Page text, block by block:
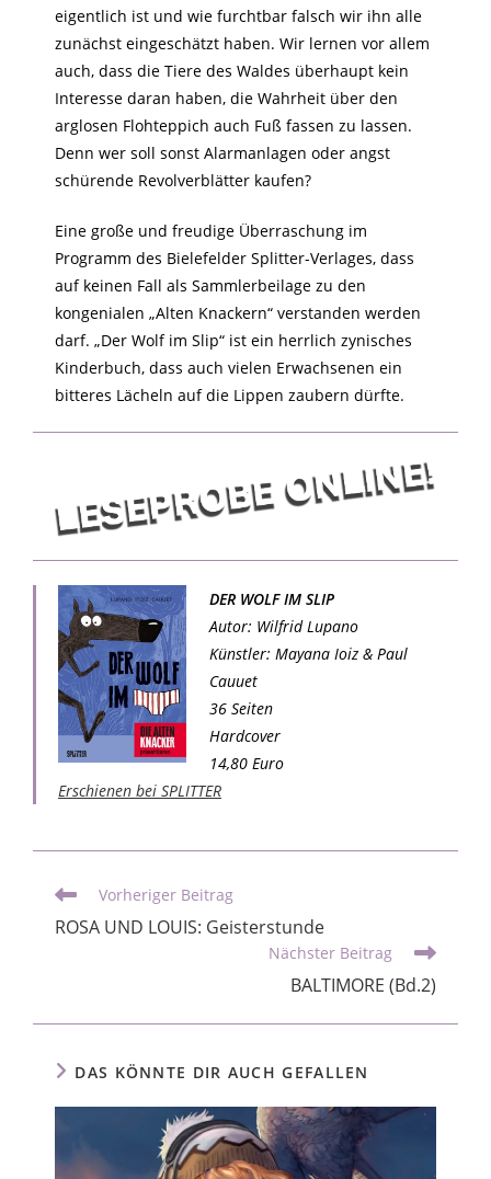
eigentlich ist und wie furchtbar falsch wir ihn alle
zunächst eingeschätzt haben. Wir lernen vor allem
auch, dass die Tiere des Waldes überhaupt kein
Interesse daran haben, die Wahrheit über den
arglosen Flohteppich auch Fuß fassen zu lassen.
Denn wer soll sonst Alarmanlagen oder angst
schürende Revolverblätter kaufen?
Eine große und freudige Überraschung im
Programm des Bielefelder Splitter-Verlages, dass
auf keinen Fall als Sammlerbeilage zu den
kongenialen „Alten Knackern“ verstanden werden
darf. „Der Wolf im Slip“ ist ein herrlich zynisches
Kinderbuch, dass auch vielen Erwachsenen ein
bitteres Lächeln auf die Lippen zaubern dürfte.
DER WOLF IM SLIP
Autor: Wilfrid Lupano
Künstler: Mayana Ioiz & Paul
Cauuet
36 Seiten
Hardcover
14,80 Euro
Erschienen bei SPLITTER
Vorheriger Beitrag
ROSA UND LOUIS: Geisterstunde
Nächster Beitrag
BALTIMORE (Bd.2)
DAS KÖNNTE DIR AUCH GEFALLEN